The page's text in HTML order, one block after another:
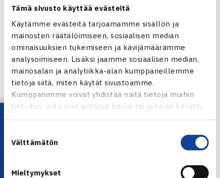
Tämä sivusto käyttää evästeitä
Käytämme evästeitä tarjoamamme sisällön ja
mainosten räätälöimiseen, sosiaalisen median
ominaisuuksien tukemiseen ja kävijämäärämme
analysoimiseen. Lisäksi jaamme sosiaalisen median,
mainosalan ja analytiikka-alan kumppaneillemme
tietoja siitä, miten käytät sivustoamme.
Kumppanimme voivat yhdistää näitä tietoja muihin
tietoihin, joita olet antanut heille tai joita on kerätty,
kun olet käyttänyt heidän palvelujaan.
valinta
Välttämätön
Mieltymykset
Miesten 10.000$ ITF Futures
Eilat, Israel
Kaksinpeli
2.kierrosta: Juho Paukku – Amir Hadad Israel 63 62
Eilatin ITF Futures
Jaa:
← Edellinen
Lataa OmaTennis!